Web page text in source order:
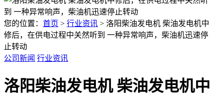
您的位置： 首页 > 行业资讯 > 洛阳柴油发电机 柴油发电机中
修后，在供电过程中关然听到 一种异常响声，柴油机迅速停
止转动
公司新闻 行业资讯
洛阳柴油发电机 柴油发电机中